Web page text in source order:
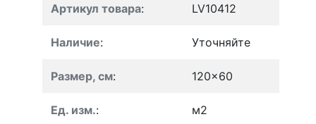
Артикул товара: LV10412
Наличие: Уточняйте
Размер, см: 120x60
Ед. изм.: м2